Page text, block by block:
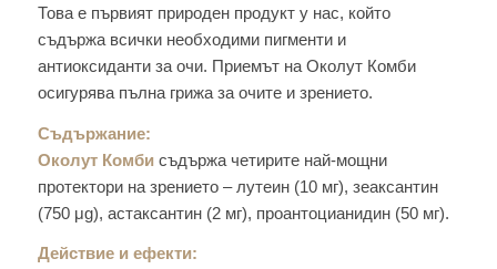
Това е първият природен продукт у нас, който
съдържа всички необходими пигменти и
антиоксиданти за очи. Приемът на Околут Комби
осигурява пълна грижа за очите и зрението.
Съдържание:
Околут Комбисъдържа четирите най-мощни
протектори на зрението – лутеин (10 мг), зеаксантин
(750 μg), астаксантин (2 мг), проантоцианидин (50 мг).
Действие и ефекти: